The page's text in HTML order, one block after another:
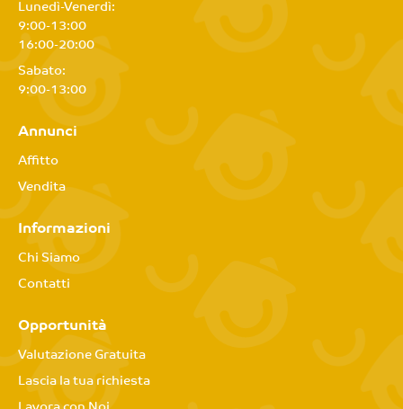
Lunedì-Venerdì:
9:00-13:00
16:00-20:00
Sabato:
9:00-13:00
Annunci
Affitto
Vendita
Informazioni
Chi Siamo
Contatti
Opportunità
Valutazione Gratuita
Lascia la tua richiesta